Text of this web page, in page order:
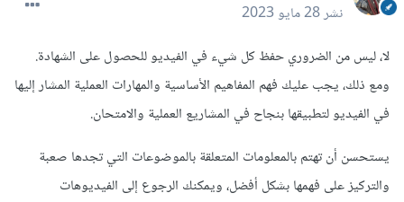
نشر28 مايو 2023
لا، ليس من الضروري حفظ كل شيء في الفيديو للحصول على الشهادة.
ومع ذلك، يجب عليك فهم المفاهيم الأساسية والمهارات العملية المشار إليها
في الفيديو لتطبيقها بنجاح في المشاريع العملية والامتحان.
يستحسن أن تهتم بالمعلومات المتعلقة بالموضوعات التي تجدها صعبة
والتركيز على فهمها بشكل أفضل، ويمكنك الرجوع إلى الفيديوهات